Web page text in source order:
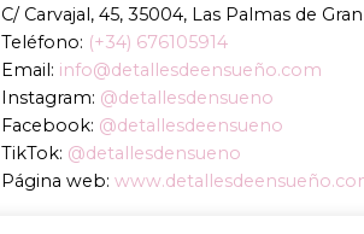
C/ Carvajal, 45, 35004, Las Palmas de
Teléfono: (+34) 676105914
Email: info@detallesdeensueño.com
Instagram: @detallesdensueno
Facebook: @detallesdeensueno
TikTok: @detallesdensueno
Página web: